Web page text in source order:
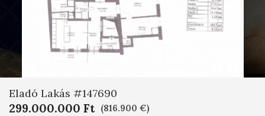
Eladó Lakás #147690
299.000.000 Ft (816.900 €)